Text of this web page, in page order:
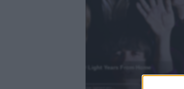
2000 Light Years From Home